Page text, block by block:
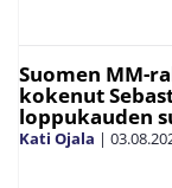
Suomen MM-
kokenut
loppukauden
Kati Ojala |